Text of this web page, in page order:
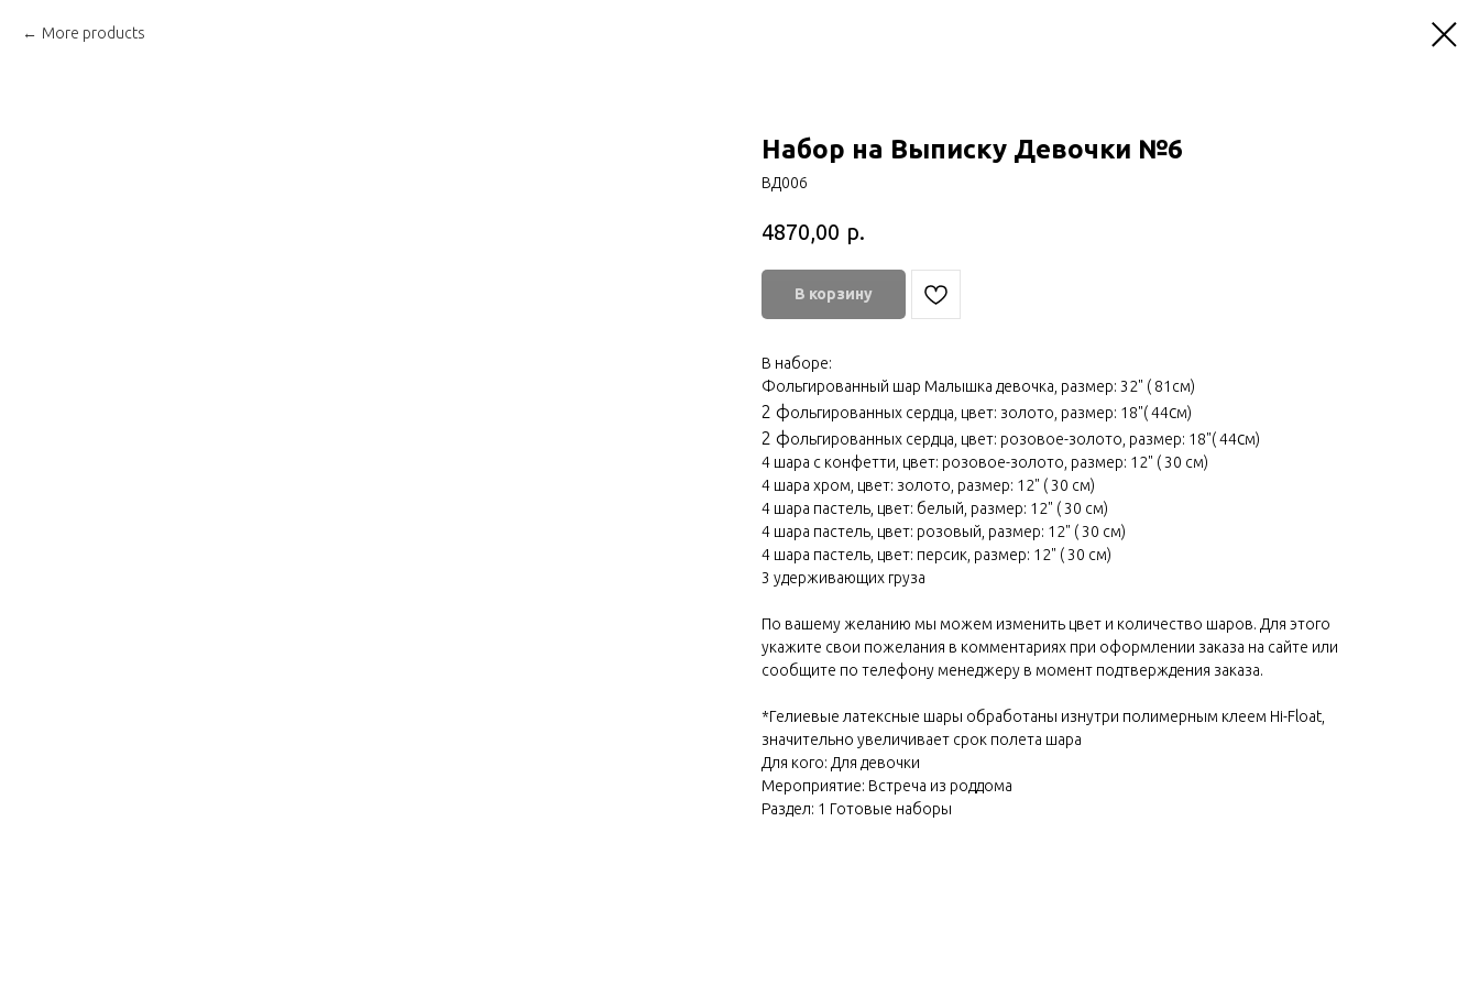
More products
Набор на Выписку Девочки №6
ВД006
4870,00 р.
В корзину
В наборе:
Фольгированный шар Малышка девочка, размер: 32" ( 81см)
2 фольгированных сердца, цвет: золото, размер: 18"( 44см)
2 фольгированных сердца, цвет: розовое-золото, размер: 18"( 44см)
4 шара с конфетти, цвет: розовое-золото, размер: 12" ( 30 см)
4 шара хром, цвет: золото, размер: 12" ( 30 см)
4 шара пастель, цвет: белый, размер: 12" ( 30 см)
4 шара пастель, цвет: розовый, размер: 12" ( 30 см)
4 шара пастель, цвет: персик, размер: 12" ( 30 см)
3 удерживающих груза
По вашему желанию мы можем изменить цвет и количество шаров. Для этого
укажите свои пожелания в комментариях при оформлении заказа на сайте или
сообщите по телефону менеджеру в момент подтверждения заказа.
*Гелиевые латексные шары обработаны изнутри полимерным клеем Hi-Float,
значительно увеличивает срок полета шара
Для кого: Для девочки
Мероприятие: Встреча из роддома
Раздел: 1 Готовые наборы